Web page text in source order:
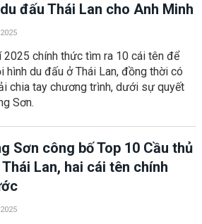
đấu Thái Lan cho Anh Minh
2025 chính thức tìm ra 10 cái tên để
hình du đấu ở Thái Lan, đồng thời có
chia tay chương trình, dưới sự quyết
Sơn.
Sơn công bố Top 10 Cầu thủ
Lan, hai cái tên chính